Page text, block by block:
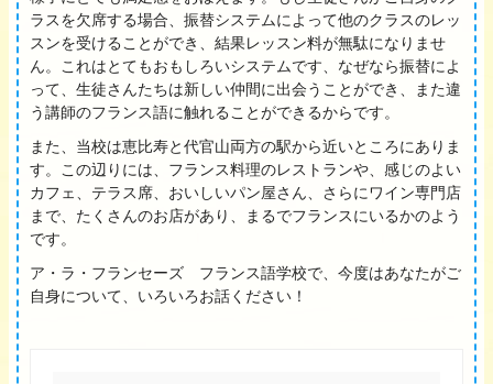
ラスを欠席する場合、振替システムによって他のクラスのレッ
スンを受けることができ、結果レッスン料が無駄になりませ
ん。これはとてもおもしろいシステムです、なぜなら振替によ
って、生徒さんたちは新しい仲間に出会うことができ、また違
う講師のフランス語に触れることができるからです。
また、当校は恵比寿と代官山両方の駅から近いところにありま
す。この辺りには、フランス料理のレストランや、感じのよい
カフェ、テラス席、おいしいパン屋さん、さらにワイン専門店
まで、たくさんのお店があり、まるでフランスにいるかのよう
です。
ア・ラ・フランセーズ フランス語学校で、今度はあなたがご
自身について、いろいろお話ください！